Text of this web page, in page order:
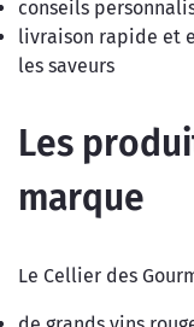
conseils
livraison rapide et
les saveurs
Les
marque
Le Cellier des